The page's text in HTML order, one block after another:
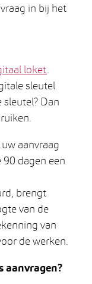
in bij het
loket.
sleutel
Dan
aanvraag
dagen een
brengt
van de
van
de werken.
aanvragen?